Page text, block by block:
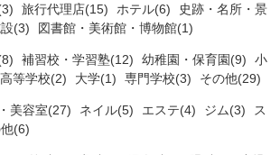
旅行代理店(15) ホテル(6)
史跡・名所・景
(3) 図書館・美術館・博物館(1)
補習校・学習塾(12) 幼稚園・保育園(9)
小
高等学校(2) 大学(1) 専門学校(3) その他(29)
美容室(27) ネイル(5) エステ(4) ジム(3)
ス
(6)